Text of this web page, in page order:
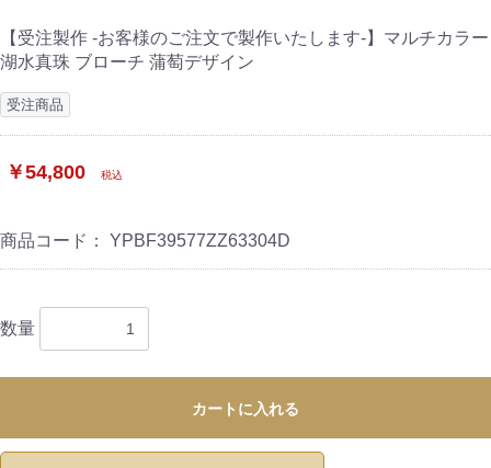
【受注製作 -お客様のご注文で製作いたします-】マルチカラー
湖水真珠 ブローチ 蒲萄デザイン
受注商品
￥54,800 税込
商品コード： YPBF39577ZZ63304D
数量
カートに入れる